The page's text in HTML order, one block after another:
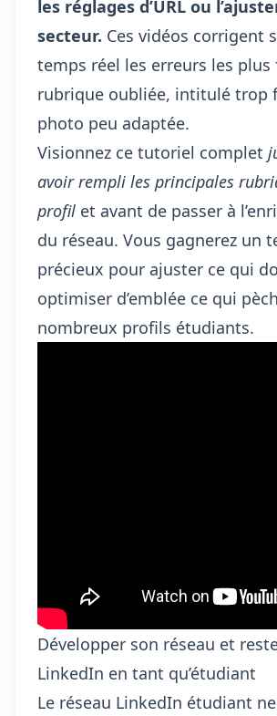
les réglages d’URL ou
secteur. Ces vidéos corrigent
temps réel les erreurs les plus
rubrique oubliée, intitulé trop
photo peu adaptée.
Visionnez ce tutoriel complet
avoir rempli les principales
profil et avant de passer à
du réseau. Vous gagnerez un
précieux pour ajuster ce qui
optimiser d’emblée ce qui
nombreux profils étudiants.
Développer son réseau et
LinkedIn en tant qu’étudiant
Le réseau LinkedIn étudiant